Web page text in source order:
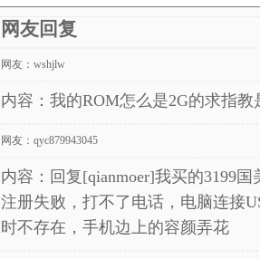
网友回复
网友： wshjlw
内容：我的ROM怎么是2G的求指
网友： qyc879943045
内容：回复[qianmoer]我买的3199
注册失败，打不了电话，电脑连接
时不存在，手机边上的容颜弄花